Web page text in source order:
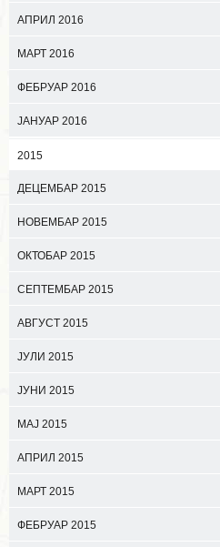
АПРИЛ 2016
МАРТ 2016
ФЕБРУАР 2016
ЈАНУАР 2016
2015
ДЕЦЕМБАР 2015
НОВЕМБАР 2015
ОКТОБАР 2015
СЕПТЕМБАР 2015
АВГУСТ 2015
ЈУЛИ 2015
ЈУНИ 2015
МАЈ 2015
АПРИЛ 2015
МАРТ 2015
ФЕБРУАР 2015